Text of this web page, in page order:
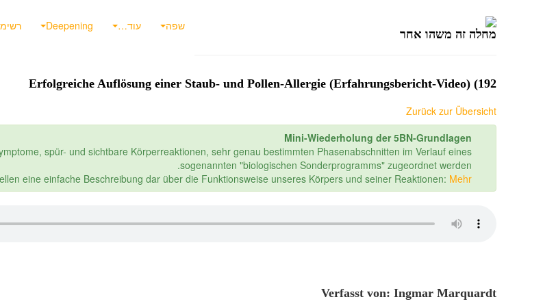
Deepening עוד… שפה
מחלה זה משהו אחר
192) Erfolgreiche Auflösung einer Staub- und Pollen-Allergie (Erfahrungsbericht-Video)
Zurück zur Übersicht
Mini-Wiederholung der 5BN-Grundlagen
spür- und sichtbare Körperreaktionen, sehr genau bestimmten Phasenabschnitten im Verlauf eines
sogenannten "biologischen Sonderprogramms" zugeordnet werden.
eine einfache Beschreibung dar über die Funktionsweise unseres Körpers und seiner Reaktionen: Mehr...
Verfasst von: Ingmar Marquardt